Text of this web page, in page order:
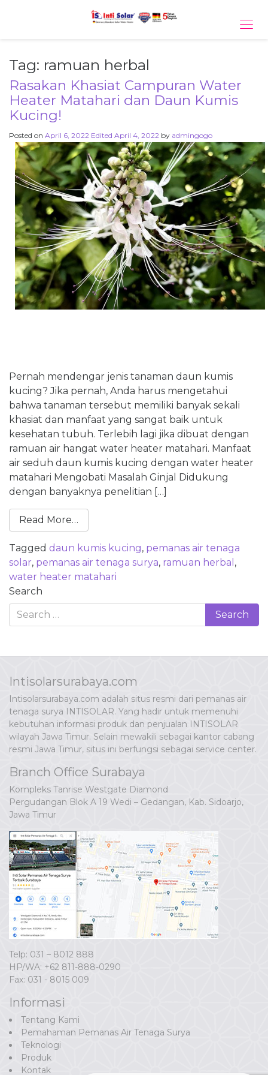
Tag: ramuan herbal
Rasakan Khasiat Campuran Water
Heater Matahari dan Daun Kumis
Kucing!
Posted on April 6, 2022 Edited April 4, 2022 by admingogo
Pernah mendengar jenis tanaman daun kumis
kucing? Jika pernah, Anda harus mengetahui
bahwa tanaman tersebut memiliki banyak sekali
khasiat dan manfaat yang sangat baik untuk
kesehatan tubuh. Terlebih lagi jika dibuat dengan
ramuan air hangat water heater matahari. Manfaat
air seduh daun kumis kucing dengan water heater
matahari Mengobati Masalah Ginjal Didukung
dengan banyaknya penelitian […]
Read More…
Tagged daun kumis kucing, pemanas air tenaga
solar, pemanas air tenaga surya, ramuan herbal ,
water heater matahari
Search
Intisolarsurabaya.com
Intisolarsurabaya.com adalah situs resmi dari pemanas air
tenaga surya INTISOLAR. Yang hadir untuk memenuhi
kebutuhan informasi produk dan penjualan INTISOLAR
wilayah Jawa Timur. Selain mewakili sebagai kantor cabang
resmi Jawa Timur, situs ini berfungsi sebagai service center.
Branch Office Surabaya
Kompleks Tanrise Westgate Diamond
Pergudangan Blok A 19 Wedi – Gedangan, Kab. Sidoarjo,
Jawa Timur
Telp: 031 – 8012 888
HP/WA: +62 811-888-0290
Fax: 031 - 8015 009
Informasi
Tentang Kami
Pemahaman Pemanas Air Tenaga Surya
Teknologi
Produk
Kontak